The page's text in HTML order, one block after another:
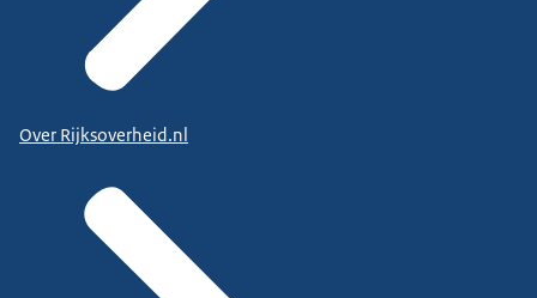
Over Rijksoverheid.nl